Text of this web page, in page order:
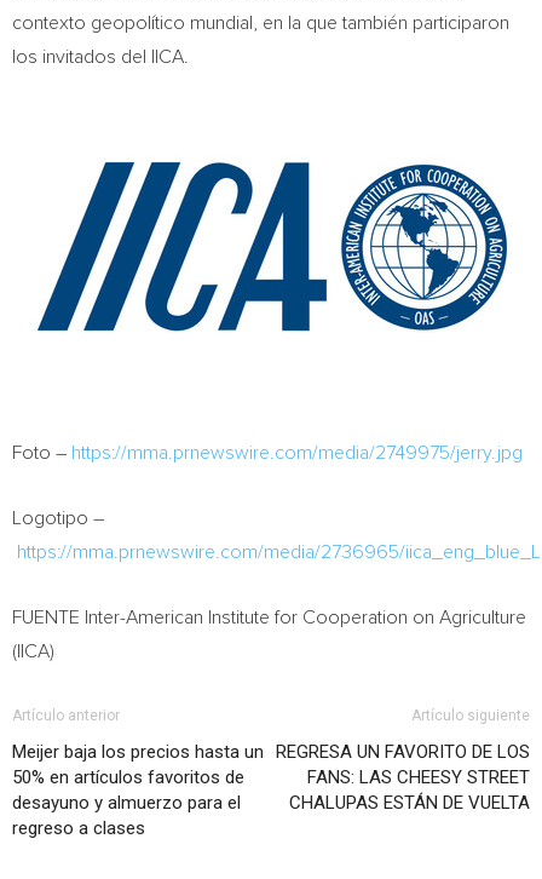
contexto geopolítico mundial, en la que también participaron
los invitados del IICA.
Foto – https://mma.prnewswire.com/media/2749975/jerry.jpg
Logotipo –
https://mma.prnewswire.com/media/2736965/
FUENTE Inter-American Institute for Cooperation on Agriculture
(IICA)
Artículo anterior
Meijer baja los precios hasta un
50% en artículos favoritos de
desayuno y almuerzo para el
regreso a clases
Artículo siguiente
REGRESA UN FAVORITO DE LOS
FANS: LAS CHEESY STREET
CHALUPAS ESTÁN DE VUELTA